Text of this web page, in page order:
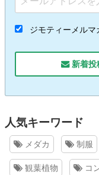
ジモティーメルマ
新着投
人気キーワード
メダカ 制服
観葉植物 コ